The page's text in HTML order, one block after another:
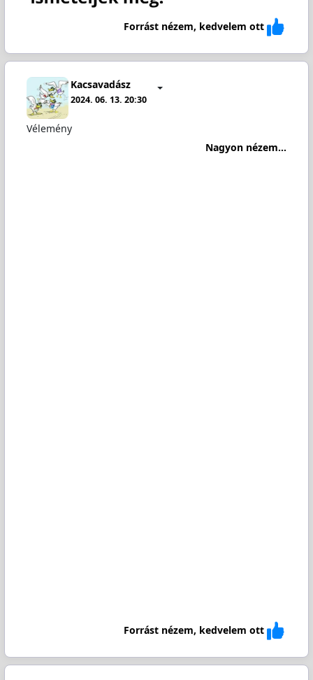
Forrást nézem, kedvelem ott
Kacsavadász
2024. 06. 13. 20:30
Vélemény
Nagyon nézem...
Forrást nézem, kedvelem ott